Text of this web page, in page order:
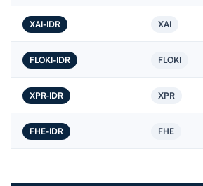
XAI-IDR XAI
FLOKI-IDR FLOKI
XPR-IDR XPR
FHE-IDR FHE